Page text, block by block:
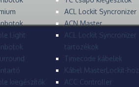
Light
kiegészítők
ACL Lockit Syncronizer
ACN Master
ACL Lockit Syncronizer
tartozékok
Timecode kábelek
Kábel MasterLockit-hoz
ACC Controller